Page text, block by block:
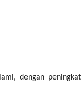
dengan